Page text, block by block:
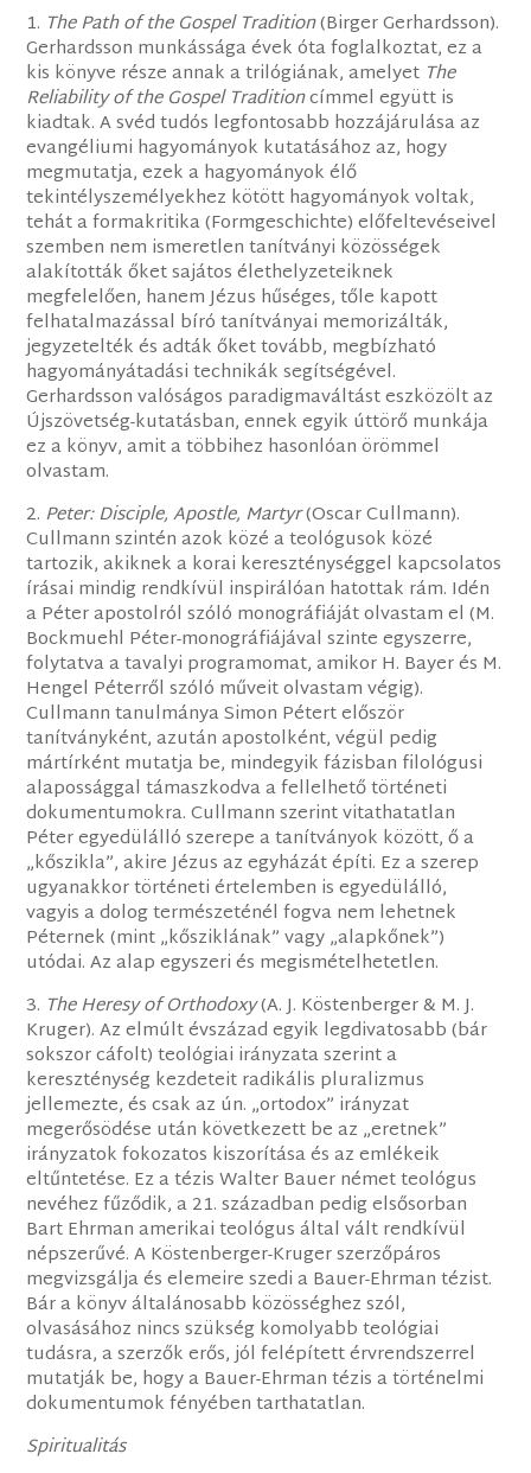
1. The Path of the Gospel Tradition(Birger Gerhardsson).
Gerhardsson munkássága évek óta foglalkoztat, ez a
kis könyve része annak a trilógiának, amelyet The
Reliability of the Gospel Traditioncímmel együtt is
kiadtak. A svéd tudós legfontosabb hozzájárulása az
evangéliumi hagyományok kutatásához az, hogy
megmutatja, ezek a hagyományok élő
tekintélyszemélyekhez kötött hagyományok voltak,
tehát a formakritika (Formgeschichte) előfeltevéseivel
szemben nem ismeretlen tanítványi közösségek
alakították őket sajátos élethelyzeteiknek
megfelelően, hanem Jézus hűséges, tőle kapott
felhatalmazással bíró tanítványai memorizálták,
jegyzetelték és adták őket tovább, megbízható
hagyományátadási technikák segítségével.
Gerhardsson valóságos paradigmaváltást eszközölt az
Újszövetség-kutatásban, ennek egyik úttörő munkája
ez a könyv, amit a többihez hasonlóan örömmel
olvastam.
2. Peter: Disciple, Apostle, Martyr(Oscar Cullmann).
Cullmann szintén azok közé a teológusok közé
tartozik, akiknek a korai kereszténységgel kapcsolatos
írásai mindig rendkívül inspirálóan hatottak rám. Idén
a Péter apostolról szóló monográfiáját olvastam el (M.
Bockmuehl Péter-monográfiájával szinte egyszerre,
folytatva a tavalyi programomat, amikor H. Bayer és M.
Hengel Péterről szóló műveit olvastam végig).
Cullmann tanulmánya Simon Pétert először
tanítványként, azután apostolként, végül pedig
mártírként mutatja be, mindegyik fázisban filológusi
alapossággal támaszkodva a fellelhető történeti
dokumentumokra. Cullmann szerint vitathatatlan
Péter egyedülálló szerepe a tanítványok között, ő a
„kőszikla”, akire Jézus az egyházát építi. Ez a szerep
ugyanakkor történeti értelemben is egyedülálló,
vagyis a dolog természeténél fogva nem lehetnek
Péternek (mint „kősziklának” vagy „alapkőnek”)
utódai. Az alap egyszeri és megismételhetetlen.
3. The Heresy of Orthodoxy(A. J. Köstenberger & M. J.
Kruger). Az elmúlt évszázad egyik legdivatosabb (bár
sokszor cáfolt) teológiai irányzata szerint a
kereszténység kezdeteit radikális pluralizmus
jellemezte, és csak az ún. „ortodox” irányzat
megerősödése után következett be az „eretnek”
irányzatok fokozatos kiszorítása és az emlékeik
eltűntetése. Ez a tézis Walter Bauer német teológus
nevéhez fűződik, a 21. században pedig elsősorban
Bart Ehrman amerikai teológus által vált rendkívül
népszerűvé. A Köstenberger-Kruger szerzőpáros
megvizsgálja és elemeire szedi a Bauer-Ehrman tézist.
Bár a könyv általánosabb közösséghez szól,
olvasásához nincs szükség komolyabb teológiai
tudásra, a szerzők erős, jól felépített érvrendszerrel
mutatják be, hogy a Bauer-Ehrman tézis a történelmi
dokumentumok fényében tarthatatlan.
Spiritualitás